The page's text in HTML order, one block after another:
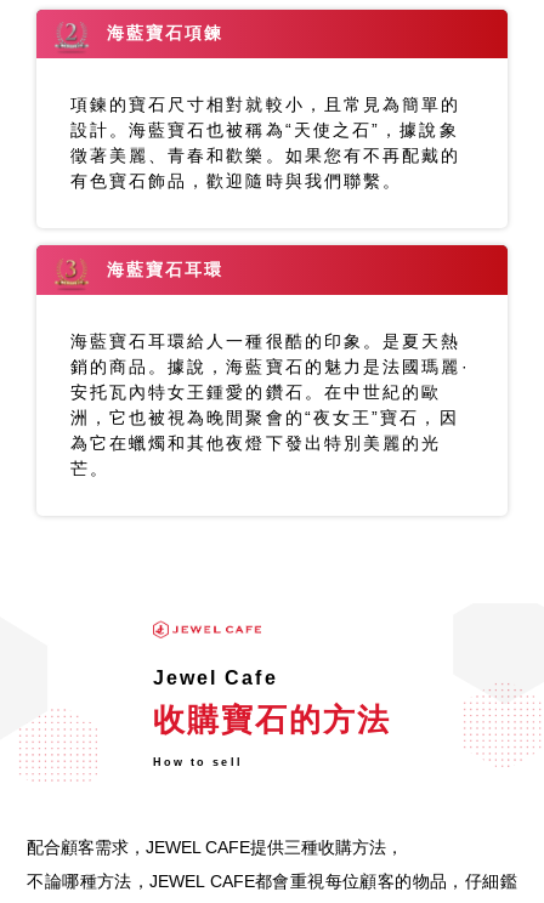
海藍寶石項鍊
項鍊的寶石尺寸相對就較小，且常見為簡單的
設計。海藍寶石也被稱為“天使之石”，據說象
徵著美麗、青春和歡樂。如果您有不再配戴的
有色寶石飾品，歡迎隨時與我們聯繫。
海藍寶石耳環
海藍寶石耳環給人一種很酷的印象。是夏天熱
銷的商品。據說，海藍寶石的魅力是法國瑪麗·
安托瓦內特女王鍾愛的鑽石。在中世紀的歐
洲，它也被視為晚間聚會的“夜女王”寶石，因
為它在蠟燭和其他夜燈下發出特別美麗的光
芒。
Jewel Cafe
收購寶石的方法
How to sell
配合顧客需求，JEWEL CAFE提供三種收購方法，
不論哪種方法，JEWEL CAFE都會重視每位顧客的物品，仔細鑑